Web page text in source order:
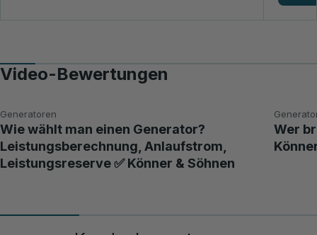
Video-Bewertungen
Generatoren
Wie wählt man einen Generator?
Leistungsberechnung, Anlaufstrom,
Leistungsreserve ✅ Könner & Söhnen
Wer